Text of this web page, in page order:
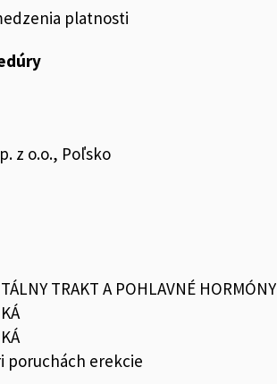
platnosti
z o.o., Poľsko
TRAKT A POHLAVNÉ HORMÓNY
poruchách erekcie